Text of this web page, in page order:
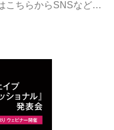
こちらからSNSなどで